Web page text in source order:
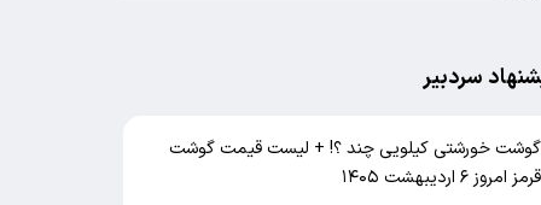
سردبیر
گوشت خورشتی کیلویی چند ؟! + لیست قیمت گوشت
قرمز امروز ۶ اردیبهشت ۱۴۰۵